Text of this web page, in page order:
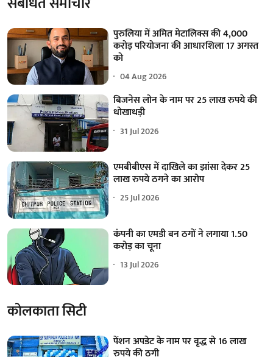
पुरुलिया में अमित मेटालिक्स की 4,000
करोड़ परियोजना की आधारशिला 17 अगस्त
को
04 Aug 2026
बिजनेस लोन के नाम पर 25 लाख रुपये की
धोखाधड़ी
31 Jul 2026
एमबीबीएस में दाखिले का झांसा देकर 25
लाख रुपये ठगने का आरोप
25 Jul 2026
कंपनी का एमडी बन ठगों ने लगाया 1.50
करोड़ का चूना
13 Jul 2026
कोलकाता सिटी
पेंशन अपडेट के नाम पर वृद्ध से 16 लाख